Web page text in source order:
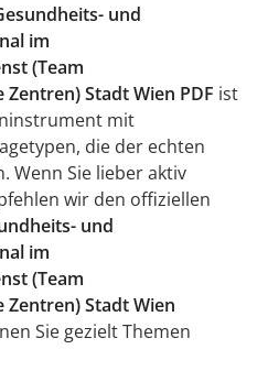
und
im
(Team
Stadt Wien PDF ist
mit
die der echten
Wenn Sie lieber aktiv
wir den offiziellen
und
im
(Team
Zentren) Stadt Wien
Sie gezielt Themen